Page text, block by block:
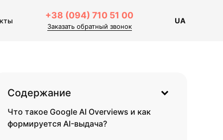
+38 (094) 710 51 00
Заказать обратный звонок
UA
Содержание
Что такое Google AI Overviews и как
формируется AI-выдача?